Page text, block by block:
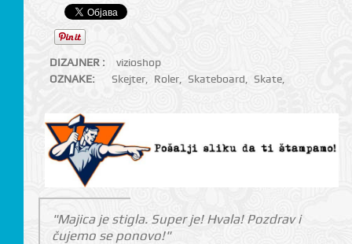
DIZAJNER :
vizioshop
OZNAKE:
Skejter, Roler, Skateboard, Skate,
"Majica je stigla. Super je! Hvala! Pozdrav i
čujemo se ponovo!"